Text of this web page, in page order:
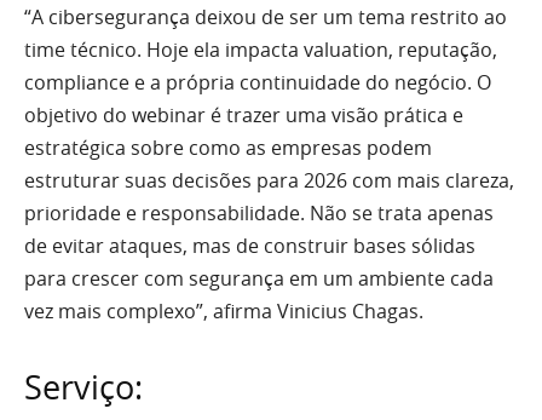
“A cibersegurança deixou de ser um tema restrito ao
time técnico. Hoje ela impacta valuation, reputação,
compliance e a própria continuidade do negócio. O
objetivo do webinar é trazer uma visão prática e
estratégica sobre como as empresas podem
estruturar suas decisões para 2026 com mais clareza,
prioridade e responsabilidade. Não se trata apenas
de evitar ataques, mas de construir bases sólidas
para crescer com segurança em um ambiente cada
vez mais complexo”, afirma Vinicius Chagas.
Serviço: